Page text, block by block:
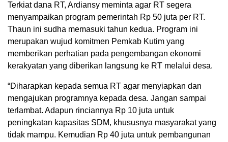
Terkiat dana RT, Ardiansy meminta agar RT segera
menyampaikan program pemerintah Rp 50 juta per RT.
Thaun ini sudha memasuki tahun kedua. Program ini
merupakan wujud komitmen Pemkab Kutim yang
memberikan perhatian pada pengembangan ekonomi
kerakyatan yang diberikan langsung ke RT melalui desa.
“Diharapkan kepada semua RT agar menyiapkan dan
mengajukan programnya kepada desa. Jangan sampai
terlambat. Adapun rinciannya Rp 10 juta untuk
peningkatan kapasitas SDM, khususnya masyarakat yang
tidak mampu. Kemudian Rp 40 juta untuk pembangunan